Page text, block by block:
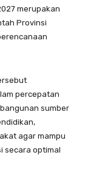
merupakan
Provinsi
percepatan
sumber
agar mampu
secara optimal